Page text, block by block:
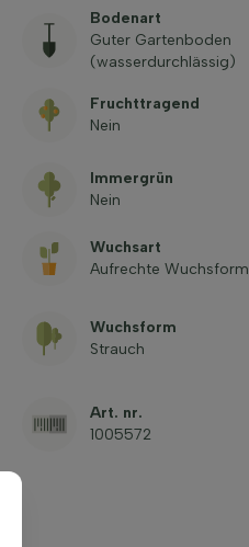
Bodenart
Guter Gartenboden
(wasserdurchlässig)
Fruchttragend
Nein
Immergrün
Nein
Wuchsart
Aufrechte Wuchsform
Wuchsform
Strauch
Art. nr.
1005572